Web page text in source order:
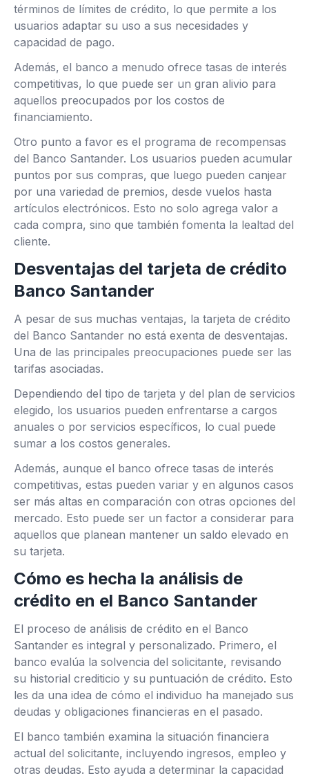
términos de límites de crédito, lo que permite a los
usuarios adaptar su uso a sus necesidades y
capacidad de pago.
Además, el banco a menudo ofrece tasas de interés
competitivas, lo que puede ser un gran alivio para
aquellos preocupados por los costos de
financiamiento.
Otro punto a favor es el programa de recompensas
del Banco Santander. Los usuarios pueden acumular
puntos por sus compras, que luego pueden canjear
por una variedad de premios, desde vuelos hasta
artículos electrónicos. Esto no solo agrega valor a
cada compra, sino que también fomenta la lealtad del
cliente.
Desventajas del tarjeta de crédito
Banco Santander
A pesar de sus muchas ventajas, la tarjeta de crédito
del Banco Santander no está exenta de desventajas.
Una de las principales preocupaciones puede ser las
tarifas asociadas.
Dependiendo del tipo de tarjeta y del plan de servicios
elegido, los usuarios pueden enfrentarse a cargos
anuales o por servicios específicos, lo cual puede
sumar a los costos generales.
Además, aunque el banco ofrece tasas de interés
competitivas, estas pueden variar y en algunos casos
ser más altas en comparación con otras opciones del
mercado. Esto puede ser un factor a considerar para
aquellos que planean mantener un saldo elevado en
su tarjeta.
Cómo es hecha la análisis de
crédito en el Banco Santander
El proceso de análisis de crédito en el Banco
Santander es integral y personalizado. Primero, el
banco evalúa la solvencia del solicitante, revisando
su historial crediticio y su puntuación de crédito. Esto
les da una idea de cómo el individuo ha manejado sus
deudas y obligaciones financieras en el pasado.
El banco también examina la situación financiera
actual del solicitante, incluyendo ingresos, empleo y
otras deudas. Esto ayuda a determinar la capacidad